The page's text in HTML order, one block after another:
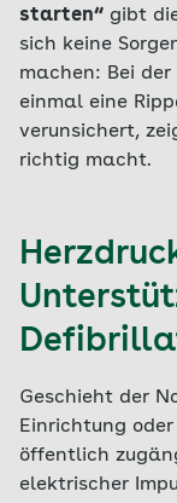
starten“ gibt
sich keine
machen: Bei
einmal eine
verunsichert,
richtig macht.
Geschieht der
Einrichtung
öffentlich
elektrischer